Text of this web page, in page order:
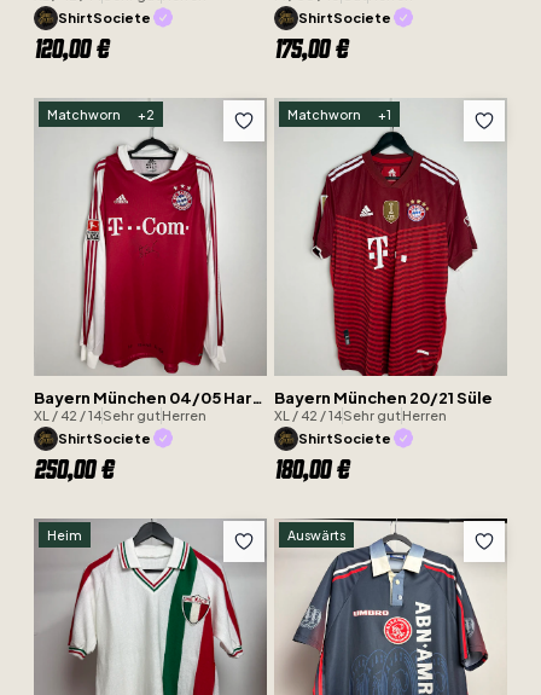
ShirtSociete
120,00 €
ShirtSociete
175,00 €
Matchworn +2
Bayern München 04/05 Hargreaves
XL / 42 / 14Sehr gutHerren
ShirtSociete
250,00 €
Matchworn +1
Bayern München 20/21 Süle
XL / 42 / 14Sehr gutHerren
ShirtSociete
180,00 €
Heim Auswärts